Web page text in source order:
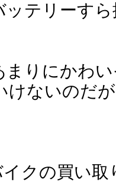
テリーす
りにかわ
けないのだ
クの買い